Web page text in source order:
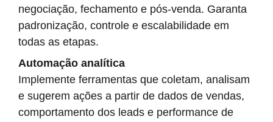
negociação, fechamento e pós-venda. Garanta
padronização, controle e escalabilidade em
todas as etapas.
Automação analítica
Implemente ferramentas que coletam, analisam
e sugerem ações a partir de dados de vendas,
comportamento dos leads e performance de